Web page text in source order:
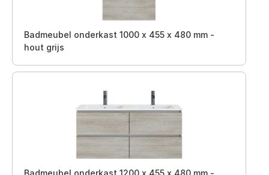
Badmeubel onderkast 1000 x 455 x 480 mm -
hout grijs
Badmeubel onderkast 1200 x 455 x 480 mm -